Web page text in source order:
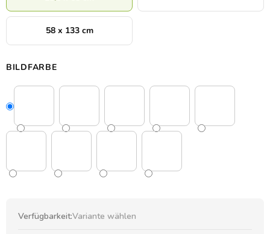
58 x 133 cm
BILDFARBE
Verfügbarkeit:Variante wählen